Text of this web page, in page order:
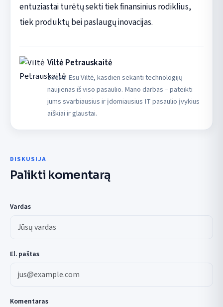
entuziastai turėtų sekti tiek finansinius rodiklius,
tiek produktų bei paslaugų inovacijas.
Viltė Petrauskaitė
Sveiki! Esu Viltė, kasdien sekanti technologijų
naujienas iš viso pasaulio. Mano darbas – pateikti
jums svarbiausius ir įdomiausius IT pasaulio įvykius
aiškiai ir glaustai.
DISKUSIJA
Palikti komentarą
Vardas
El. paštas
Komentaras